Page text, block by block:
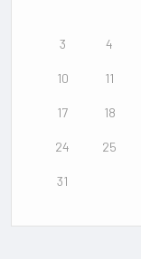
3 4
10 11
17 18
24 25
31